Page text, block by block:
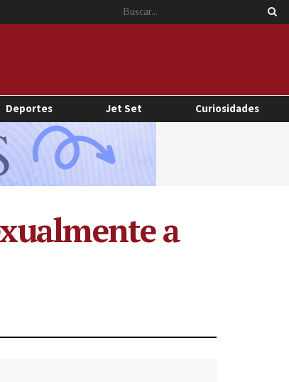
Deportes Jet Set Curiosidades
a